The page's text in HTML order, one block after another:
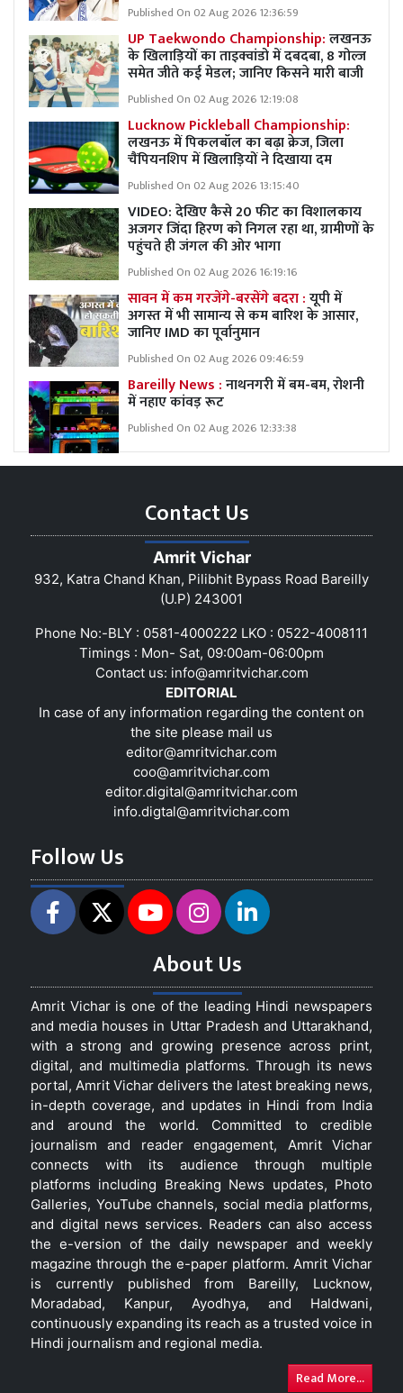
Published On 02 Aug 2026 12:36:59
UP Taekwondo Championship:लखनऊ
के खिलाड़ियों का ताइक्वांडो में दबदबा, 8 गोल्ज
समेत जीते कई मेडल; जानिए किसने मारी बाजी
Published On 02 Aug 2026 12:19:08
Lucknow Pickleball Championship:
लखनऊ में पिकलबॉल का बढ़ा क्रेज, जिला
चैंपियनशिप में खिलाड़ियों ने दिखाया दम
Published On 02 Aug 2026 13:15:40
VIDEO: देखिए कैसे 20 फीट का विशालकाय
अजगर जिंदा हिरण को निगल रहा था, ग्रामीणों के
पहुंचते ही जंगल की ओर भागा
Published On 02 Aug 2026 16:19:16
सावन में कम गरजेंगे-बरसेंगे बदरा :यूपी में
अगस्त में भी सामान्य से कम बारिश के आसार,
जानिए IMD का पूर्वानुमान
Published On 02 Aug 2026 09:46:59
Bareilly News :नाथनगरी में बम-बम, रोशनी
में नहाए कांवड़ रूट
Published On 02 Aug 2026 12:33:38
Contact Us
Amrit Vichar
932, Katra Chand Khan, Pilibhit Bypass Road Bareilly
(U.P) 243001
Phone No:-BLY : 0581-4000222 LKO : 0522-4008111
Timings : Mon- Sat, 09:00am-06:00pm
Contact us: info@amritvichar.com
EDITORIAL
In case of any information regarding the content on
the site please mail us
editor@amritvichar.com
coo@amritvichar.com
editor.digital@amritvichar.com
info.digtal@amritvichar.com
Follow Us
About Us
Amrit Vichar is one of the leading Hindi newspapers
and media houses in Uttar Pradesh and Uttarakhand,
with a strong and growing presence across print,
digital, and multimedia platforms. Through its news
portal, Amrit Vichar delivers the latest breaking news,
in-depth coverage, and updates in Hindi from India
and around the world. Committed to credible
journalism and reader engagement, Amrit Vichar
connects with its audience through multiple
platforms including Breaking News updates, Photo
Galleries, YouTube channels, social media platforms,
and digital news services. Readers can also access
the e-version of the daily newspaper and weekly
magazine through the e-paper platform. Amrit Vichar
is currently published from Bareilly, Lucknow,
Moradabad, Kanpur, Ayodhya, and Haldwani,
continuously expanding its reach as a trusted voice in
Hindi journalism and regional media.
Read More...